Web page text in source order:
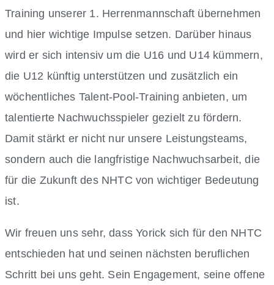
Training unserer 1. Herrenmannschaft übernehmen
und hier wichtige Impulse setzen. Darüber hinaus
wird er sich intensiv um die U16 und U14 kümmern,
die U12 künftig unterstützen und zusätzlich ein
wöchentliches Talent-Pool-Training anbieten, um
talentierte Nachwuchsspieler gezielt zu fördern.
Damit stärkt er nicht nur unsere Leistungsteams,
sondern auch die langfristige Nachwuchsarbeit, die
für die Zukunft des NHTC von wichtiger Bedeutung
ist.
Wir freuen uns sehr, dass Yorick sich für den NHTC
entschieden hat und seinen nächsten beruflichen
Schritt bei uns geht. Sein Engagement, seine offene